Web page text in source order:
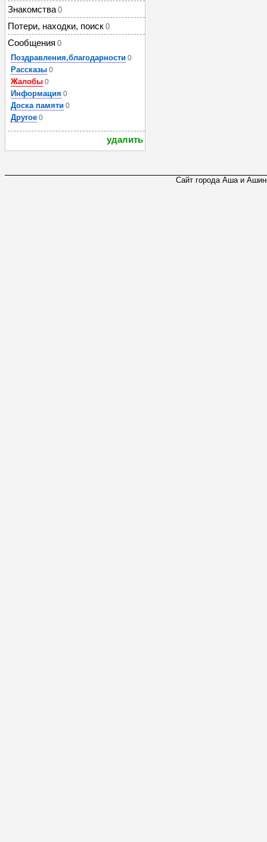
Знакомства 0
Потери, находки, поиск 0
Сообщения 0
Поздравления,благодарности 0
Рассказы 0
Жалобы 0
Информация 0
Доска памяти 0
Другое 0
удалить
Сайт города Аша и